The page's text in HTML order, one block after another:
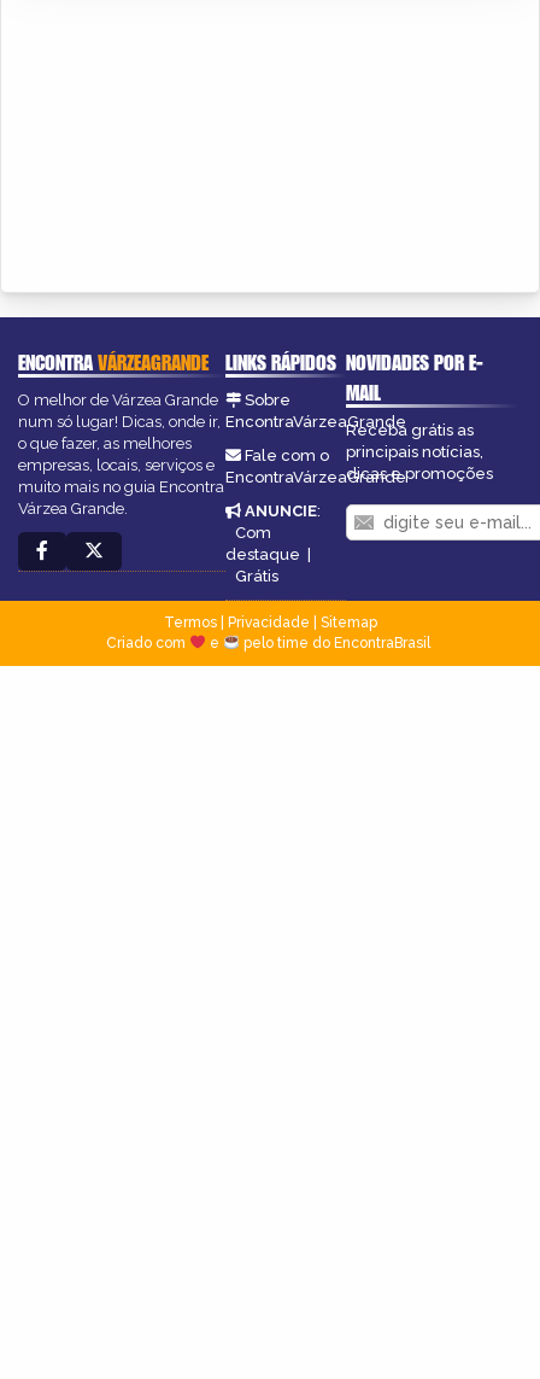
ENCONTRAVÁRZEAGRANDE
O melhor de Várzea Grande
num só lugar! Dicas, onde ir,
o que fazer, as melhores
empresas, locais, serviços e
muito mais no guia Encontra
Várzea Grande.
LINKS RÁPIDOS
Sobre
EncontraVárzeaGrande
Fale com o
EncontraVárzeaGrande
ANUNCIE:
Com
destaque |
Grátis
NOVIDADES POR E-
MAIL
Receba grátis as
principais notícias,
dicas e promoções
Termos| Privacidade
Sitemap
Criado com
e pelo time do EncontraBrasil